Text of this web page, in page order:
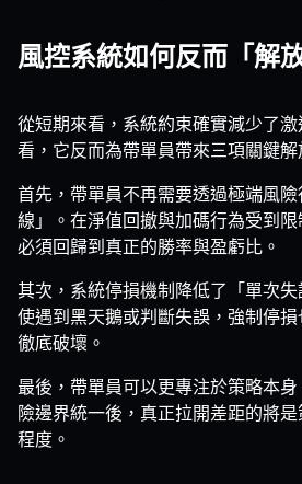
風控系統如何反而「解
從短期來看，系統約束確實減少了
看，它反而為帶單員帶來三項關鍵解
首先，帶單員不再需要透過極端風
線」。在淨值回撤與加碼行為受到
必須回歸到真正的勝率與盈虧比。
其次，系統停損機制降低了「單次
使遇到黑天鵝或判斷失誤，強制停
徹底破壞。
最後，帶單員可以更專注於策略本
險邊界統一後，真正拉開差距的將
程度。